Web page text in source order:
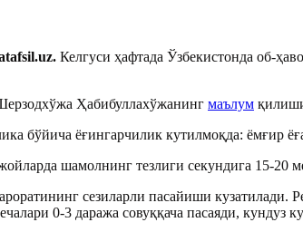
Келгуси ҳафтада Ўзбекистонда об-
Ҳабибуллахўжанинг маълум
бўйича ёғингарчилик кутилмоқда: ёмғир
шамолнинг тезлиги секундига 15-
сезиларли пасайиши
0-3 даража совуққача пасаяди, кундуз